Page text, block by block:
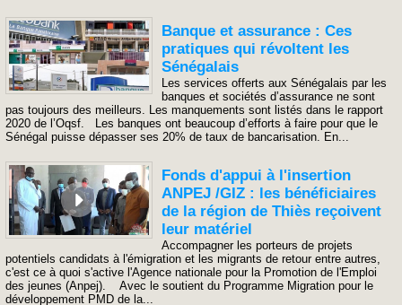
Banque et assurance : Ces
pratiques qui révoltent les
Sénégalais
Les services offerts aux Sénégalais par les
banques et sociétés d’assurance ne sont
pas toujours des meilleurs. Les manquements sont listés dans le rapport
2020 de l’Oqsf. Les banques ont beaucoup d’efforts à faire pour que le
Sénégal puisse dépasser ses 20% de taux de bancarisation. En...
Fonds d'appui à l'insertion
ANPEJ /GIZ : les bénéficiaires
de la région de Thiès reçoivent
leur matériel
Accompagner les porteurs de projets
potentiels candidats à l'émigration et les migrants de retour entre autres,
c'est ce à quoi s'active l'Agence nationale pour la Promotion de l'Emploi
des jeunes (Anpej). Avec le soutient du Programme Migration pour le
développement PMD de la...